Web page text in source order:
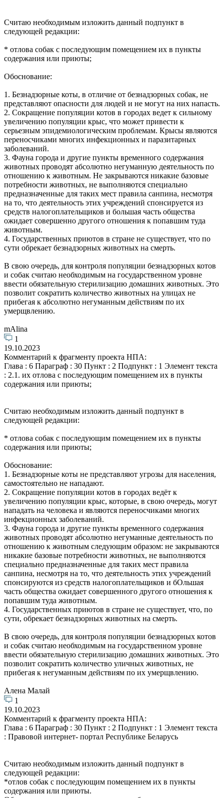
Считаю необходимым изложить данный подпункт в
следующей редакции:
* отлова собак с последующим помещением их в пункты
содержания или приюты;
Обоснование:
1. Безнадзорные коты, в отличие от безнадзорных собак, не
представляют опасности для людей и не могут на них напасть.
2. Сокращение популяции котов в городах ведет к сильному
увеличению популяции крыс, что может привести к
серьезным эпидемиологическим проблемам. Крысы являются
переносчиками многих инфекционных и паразитарных
заболеваний.
3. Фауна города и другие пункты временного содержания
животных проводят абсолютно негуманную деятельность по
отношению к животным. Не закрываются никакие базовые
потребности животных, не выполняются специально
предназначенные для таких мест правила санпина, несмотря
на то, что деятельность этих учреждений спонсируется из
средств налогоплательщиков и большая часть общества
ожидает совершенно другого отношения к попавшим туда
животным.
4. Государственных приютов в стране не существует, что по
сути обрекает безнадзорных животных на смерть.
В свою очередь, для контроля популяции безнадзорных котов
и собак считаю необходимым на государственном уровне
ввести обязательную стерилизацию домашних животных. Это
позволит сократить количество животных на улицах не
прибегая к абсолютно негуманным действиям по их
умерщвлению.
mAlina
1
19.10.2023
Комментарий к фрагменту проекта НПА:
Глава : 6 Параграф : 30 Пункт : 2 Подпункт : 1 Элемент текста
: 2.1. их отлова с последующим помещением их в пункты
содержания или приюты;
Считаю необходимым изложить данный подпункт в
следующей редакции:
* отлова собак с последующим помещением их в пункты
содержания или приюты;
Обоснование:
1. Безнадзорные коты не представляют угрозы для населения,
самостоятельно не нападают.
2. Сокращение популяции котов в городах ведёт к
увеличению популяции крыс, которые, в свою очередь, могут
нападать на человека и являются переносчиками многих
инфекционных заболеваний.
3. Фауна города и другие пункты временного содержания
животных проводят абсолютно негуманные деятельность по
отношению к животным следующим образом: не закрываются
никакие базовые потребности животных, не выполняются
специально предназначенные для таких мест правила
санпина, несмотря на то, что деятельность этих учреждений
спонсируются из средств налогоплательщиков и бОльшая
часть общества ожидает совершенного другого отношения к
попавшим туда животным.
4. Государственных приютов в стране не существует, что, по
сути, обрекает безнадзорных животных на смерть.
В свою очередь, для контроля популяции безнадзорных котов
и собак считаю необходимым на государственном уровне
ввести обязательную стерилизацию домашних животных. Это
позволит сократить количество уличных животных, не
прибегая к негуманным действиям по их умерщвлению.
Алена Малай
1
19.10.2023
Комментарий к фрагменту проекта НПА:
Глава : 6 Параграф : 30 Пункт : 2 Подпункт : 1 Элемент текста
: Правовой интернет- портал Республике Беларусь
Считаю необходимым изложить данный подпункт в
следующей редакции:
*отлов собак с последующим помещением их в пункты
содержания или приюты.